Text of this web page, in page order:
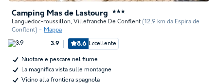
Camping Mas de Lastourg ★★★
Languedoc-roussillon, Villefranche De Conflent (12,9 km da Espira de
Conflent)
Mappa
3.9 8.6 Eccellente
Nuotare e pescare nel fiume
La magnifica vista sulle montagne
Vicino alla frontiera spagnola